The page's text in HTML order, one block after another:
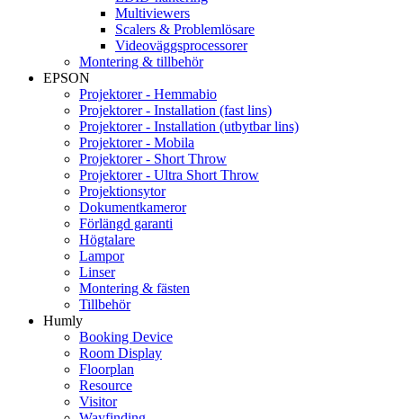
Multiviewers
Scalers & Problemlösare
Videoväggsprocessorer
Montering & tillbehör
EPSON
Projektorer - Hemmabio
Projektorer - Installation (fast lins)
Projektorer - Installation (utbytbar lins)
Projektorer - Mobila
Projektorer - Short Throw
Projektorer - Ultra Short Throw
Projektionsytor
Dokumentkameror
Förlängd garanti
Högtalare
Lampor
Linser
Montering & fästen
Tillbehör
Humly
Booking Device
Room Display
Floorplan
Resource
Visitor